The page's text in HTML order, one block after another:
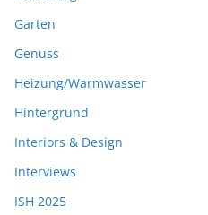
Garten
Genuss
Heizung/Warmwasser
Hintergrund
Interiors & Design
Interviews
ISH 2025